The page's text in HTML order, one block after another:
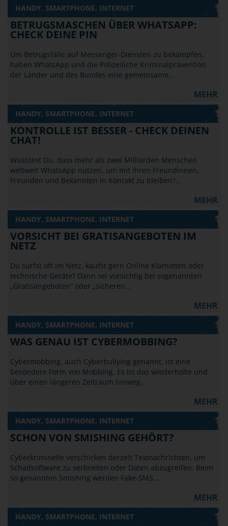
HANDY, SMARTPHONE, INTERNET
BETRUGSMASCHEN ÜBER WHATSAPP:
CHECK DEINE PIN
Um Betrugsfälle auf Messenger-Diensten zu bekämpfen,
haben WhatsApp und die Polizeiliche Kriminalprävention
der Länder und des Bundes eine gemeinsame…
MEHR
HANDY, SMARTPHONE, INTERNET
KONTROLLE IST BESSER - CHECK DEINEN
CHAT!
Wusstest Du, dass mehr als zwei Milliarden Menschen
weltweit WhatsApp nutzen, um mit ihren Freundinnen,
Freunden und Bekannten in Kontakt zu bleiben?…
MEHR
HANDY, SMARTPHONE, INTERNET
VORSICHT BEI GRATISANGEBOTEN IM
NETZ
Du surfst oft im Netz, kaufst gern Online Klamotten oder
technische Geräte? Dann sei vorsichtig bei sogenannten
„Gratisangeboten“ oder „sicheren…
MEHR
HANDY, SMARTPHONE, INTERNET
WAS GENAU IST CYBERMOBBING?
Cybermobbing, auch Cyberbullying genannt, ist eine
besondere Form von Mobbing. Es ist das wiederholte und
über einen längeren Zeitraum hinweg…
MEHR
HANDY, SMARTPHONE, INTERNET
SCHON VON SMISHING GEHÖRT?
Cyberkriminelle verschicken derzeit Textnachrichten, um
Schadsoftware zu verbreiten oder Daten abzugreifen: Beim
so genannten Smishing werden Fake-SMS…
MEHR
HANDY, SMARTPHONE, INTERNET